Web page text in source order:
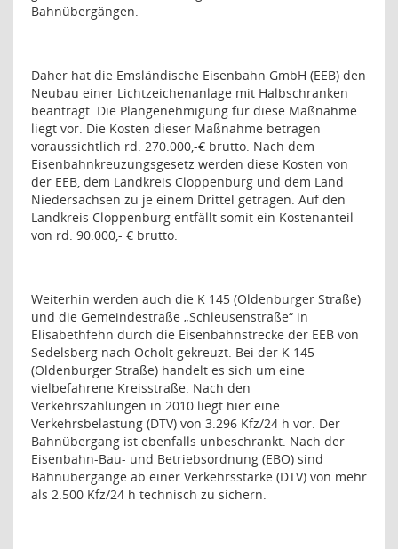
Bahnübergängen.
Daher hat die Emsländische Eisenbahn GmbH (EEB) den
Neubau einer Lichtzeichenanlage mit Halbschranken
beantragt. Die Plangenehmigung für diese Maßnahme
liegt vor. Die Kosten dieser Maßnahme betragen
voraussichtlich rd. 270.000,-€ brutto. Nach dem
Eisenbahnkreuzungsgesetz werden diese Kosten von
der EEB, dem Landkreis Cloppenburg und dem Land
Niedersachsen zu je einem Drittel getragen. Auf den
Landkreis Cloppenburg entfällt somit ein Kostenanteil
von rd. 90.000,- € brutto.
Weiterhin werden auch die K 145 (Oldenburger Straße)
und die Gemeindestraße „Schleusenstraße“ in
Elisabethfehn durch die Eisenbahnstrecke der EEB von
Sedelsberg nach Ocholt gekreuzt. Bei der K 145
(Oldenburger Straße) handelt es sich um eine
vielbefahrene Kreisstraße. Nach den
Verkehrszählungen in 2010 liegt hier eine
Verkehrsbelastung (DTV) von 3.296 Kfz/24 h vor. Der
Bahnübergang ist ebenfalls unbeschrankt. Nach der
Eisenbahn-Bau- und Betriebsordnung (EBO) sind
Bahnübergänge ab einer Verkehrsstärke (DTV) von mehr
als 2.500 Kfz/24 h technisch zu sichern.